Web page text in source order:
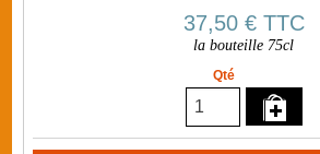
37,50 €TTC
la bouteille 75cl
Qté